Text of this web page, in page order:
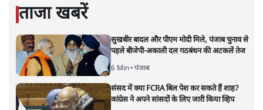
दिलबर गोठी
दिलबर गोठी की और स्टोरी पढ़ें